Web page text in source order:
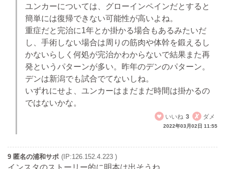
ユンカーについては、グローインペインだとすると
簡単には復帰できない可能性が高いよね。
重症だと完治に1年とか掛かる場合もあるみたいだ
し、手術しない場合は周りの筋肉や体幹を鍛えるし
かないらしく何処が完治かわからないで結果また再
発というパターンが多い。昨年のデンのパターン。
デンは新潟でも試合でてないしね。
いずれにせよ、ユンカーはまだまだ時間は掛かるの
ではないかな。
いいね 3 ダメ
2022年03月02日 11:55
9 匿名の浦和サポ (IP:126.152.4.223 )
インスタのストーリー的に明本は出そうね